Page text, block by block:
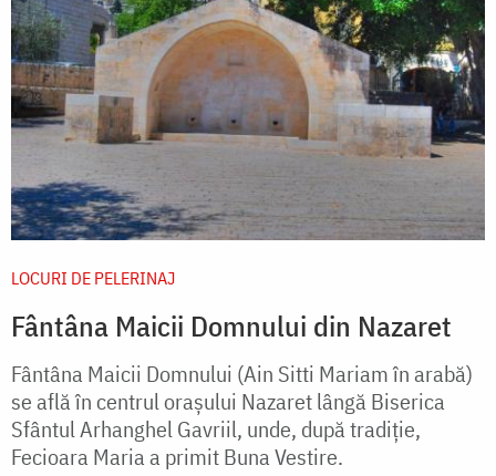
LOCURI DE PELERINAJ
Fântâna Maicii Domnului din Nazaret
Fântâna Maicii Domnului (Ain Sitti Mariam în arabă)
se află în centrul oraşului Nazaret lângă Biserica
Sfântul Arhanghel Gavriil, unde, după tradiţie,
Fecioara Maria a primit Buna Vestire.